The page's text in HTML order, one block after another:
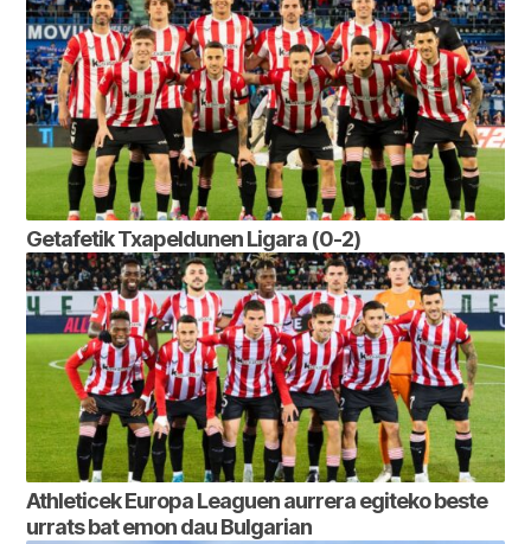
Getafetik Txapeldunen Ligara (0-2)
Athleticek Europa Leaguen aurrera egiteko beste
urrats bat emon dau Bulgarian